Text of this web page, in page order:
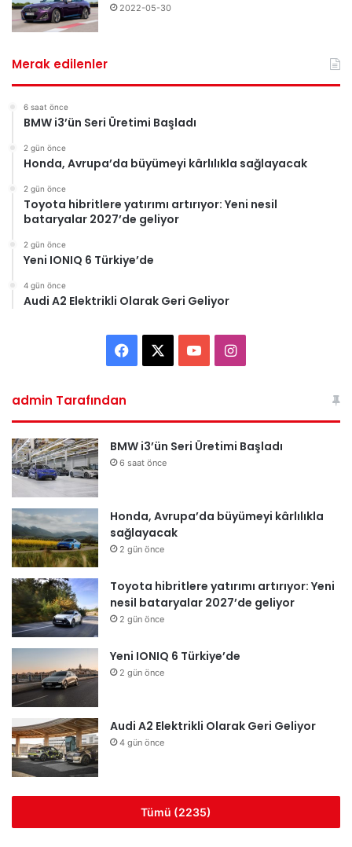
2022-05-30
Merak edilenler
6 saat önce
BMW i3’ün Seri Üretimi Başladı
2 gün önce
Honda, Avrupa’da büyümeyi kârlılıkla sağlayacak
2 gün önce
Toyota hibritlere yatırımı artırıyor: Yeni nesil
bataryalar 2027’de geliyor
2 gün önce
Yeni IONIQ 6 Türkiye’de
4 gün önce
Audi A2 Elektrikli Olarak Geri Geliyor
Facebook YouTubeInstagram
admin Tarafından
BMW i3’ün Seri Üretimi Başladı
6 saat önce
Honda, Avrupa’da büyümeyi kârlılıkla
sağlayacak
2 gün önce
Toyota hibritlere yatırımı artırıyor: Yeni
nesil bataryalar 2027’de geliyor
2 gün önce
Yeni IONIQ 6 Türkiye’de
2 gün önce
Audi A2 Elektrikli Olarak Geri Geliyor
4 gün önce
Tümü (2235)